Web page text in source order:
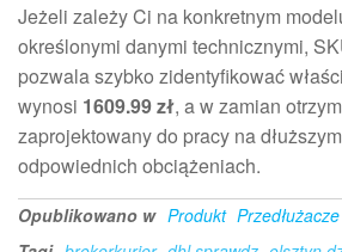
Jeżeli zależy Ci na konkretnym
określonymi danymi technicznymi,
pozwala szybko zidentyfikować
wynosi 1609.99 zł, a w zamian
zaprojektowany do pracy na
odpowiednich obciążeniach.
Opublikowano w Produkt Przedłużacze